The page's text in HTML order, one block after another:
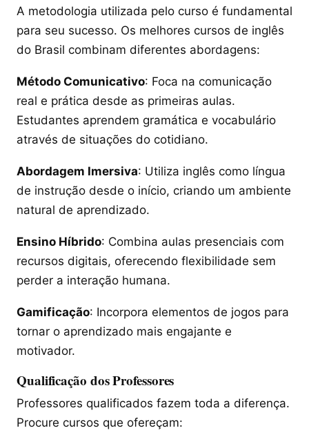
A metodologia utilizada pelo curso é fundamental
para seu sucesso. Os melhores cursos de inglês
do Brasil combinam diferentes abordagens:
Método Comunicativo: Foca na comunicação
real e prática desde as primeiras aulas.
Estudantes aprendem gramática e vocabulário
através de situações do cotidiano.
Abordagem Imersiva: Utiliza inglês como língua
de instrução desde o início, criando um ambiente
natural de aprendizado.
Ensino Híbrido: Combina aulas presenciais com
recursos digitais, oferecendo flexibilidade sem
perder a interação humana.
Gamificação: Incorpora elementos de jogos para
tornar o aprendizado mais engajante e
motivador.
Qualificação dos Professores
Professores qualificados fazem toda a diferença.
Procure cursos que ofereçam: